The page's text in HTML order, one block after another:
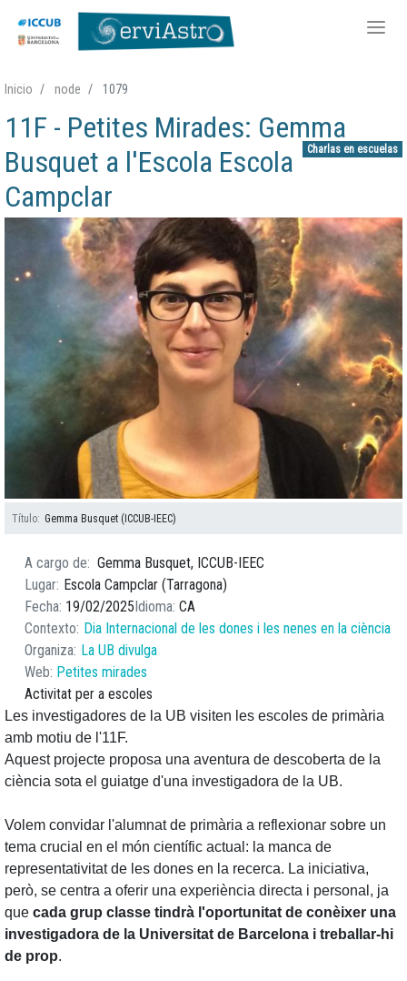
contenido
Inicio node 1079
Charlas en escuelas
11F - Petites Mirades: Gemma
Busquet a l'Escola Escola
Campclar
Título Gemma Busquet (ICCUB-IEEC)
A cargo de
Gemma Busquet, ICCUB-IEEC
Lugar Escola Campclar (Tarragona)
Fecha 19/02/2025Idioma CA
Contexto Dia Internacional de les dones i les nenes en la ciència
Organiza La UB divulga
Web Petites mirades
Activitat per a escoles
Les investigadores de la UB visiten les escoles de primària
amb motiu de l'11F.
Aquest projecte proposa una aventura de descoberta de la
ciència sota el guiatge d'una investigadora de la UB.
Volem convidar l'alumnat de primària a reflexionar sobre un
tema crucial en el món científic actual: la manca de
representativitat de les dones en la recerca. La iniciativa,
però, se centra a oferir una experiència directa i personal, ja
que cada grup classe tindrà l'oportunitat de conèixer una
investigadora de la Universitat de Barcelona i treballar-hi
de prop.